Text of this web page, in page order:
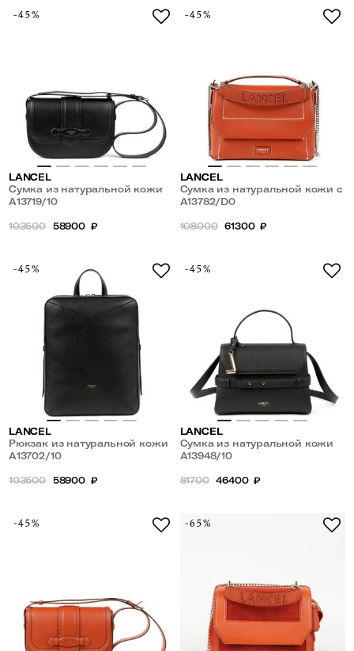
-45%
LANCEL
Сумка из натуральной кожи
A13719/10
103500 58900 ₽
-45%
LANCEL
Сумка из натуральной кожи с
плечевым ремнем-цепочкой
A13782/D0
108000 61300 ₽
-45%
LANCEL
Рюкзак из натуральной кожи
A13702/10
103500 58900 ₽
-45%
LANCEL
Сумка из натуральной кожи
A13948/10
81700 46400 ₽
-45% -65%